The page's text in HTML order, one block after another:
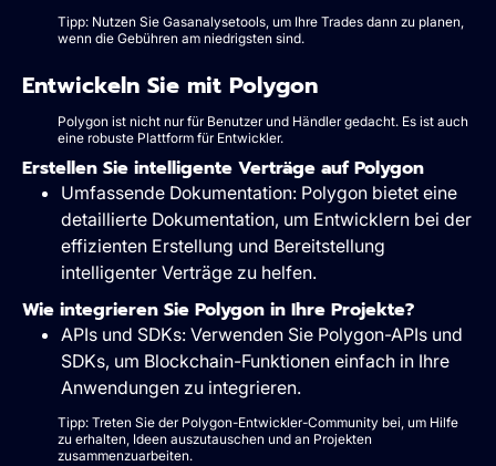
Tipp: Nutzen Sie Gasanalysetools, um Ihre Trades dann zu planen,
wenn die Gebühren am niedrigsten sind.
Entwickeln Sie mit Polygon
Polygon ist nicht nur für Benutzer und Händler gedacht. Es ist auch
eine robuste Plattform für Entwickler.
Erstellen Sie intelligente Verträge auf Polygon
Umfassende Dokumentation: Polygon bietet eine
detaillierte Dokumentation, um Entwicklern bei der
effizienten Erstellung und Bereitstellung
intelligenter Verträge zu helfen.
Wie integrieren Sie Polygon in Ihre Projekte?
APIs und SDKs: Verwenden Sie Polygon-APIs und
SDKs, um Blockchain-Funktionen einfach in Ihre
Anwendungen zu integrieren.
Tipp: Treten Sie der Polygon-Entwickler-Community bei, um Hilfe
zu erhalten, Ideen auszutauschen und an Projekten
zusammenzuarbeiten.